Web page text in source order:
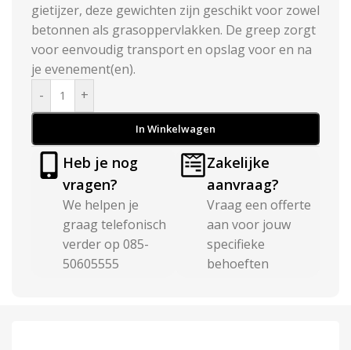
gietijzer, deze gewichten zijn geschikt voor zowel
betonnen als grasoppervlakken. De greep zorgt
voor eenvoudig transport en opslag voor en na
je evenement(en).
-
+
In Winkelwagen
Heb je nog
vragen?
We helpen je
graag telefonisch
verder op 085-
50605555
Zakelijke
aanvraag?
Vraag een offerte
aan voor jouw
specifieke
behoeften